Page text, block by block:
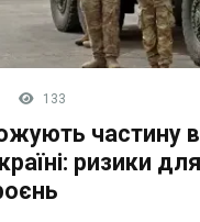
133
частину
ризики